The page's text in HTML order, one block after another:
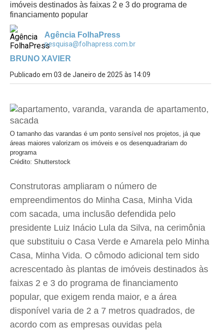
imóveis destinados às faixas 2 e 3 do programa de
financiamento popular
Agência FolhaPress
pesquisa@folhapress.com.br
BRUNO XAVIER
Publicado em 03 de Janeiro de 2025 às 14:09
O tamanho das varandas é um ponto sensível nos projetos, já que
áreas maiores valorizam os imóveis e os desenquadrariam do
programa
Crédito: Shutterstock
Construtoras ampliaram o número de
empreendimentos do Minha Casa, Minha Vida
com sacada, uma inclusão defendida pelo
presidente Luiz Inácio Lula da Silva, na cerimônia
que substituiu o Casa Verde e Amarela pelo Minha
Casa, Minha Vida. O cômodo adicional tem sido
acrescentado às plantas de imóveis destinados às
faixas 2 e 3 do programa de financiamento
popular, que exigem renda maior, e a área
disponível varia de 2 a 7 metros quadrados, de
acordo com as empresas ouvidas pela